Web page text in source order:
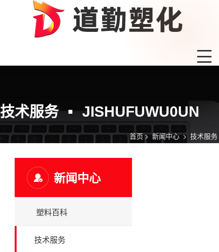
技术服务 JISHUFUWU0UN
首页 >新闻中心> 技术服务
新闻中心
塑料百科
技术服务